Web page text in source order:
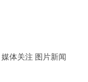
媒体关注 图片新闻